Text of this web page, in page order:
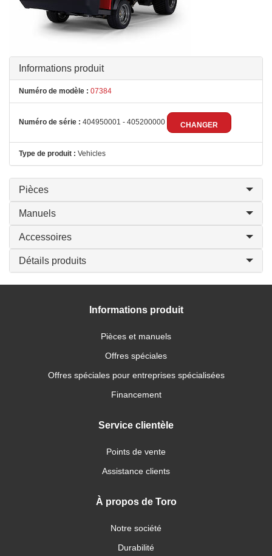
Informations produit
Numéro de modèle : 07384
Numéro de série : 404950001 - 405200000 CHANGER
Type de produit : Vehicles
Pièces
Manuels
Accessoires
Détails produits
Informations produit
Pièces et manuels
Offres spéciales
Offres spéciales pour entreprises spécialisées
Financement
Service clientèle
Points de vente
Assistance clients
À propos de Toro
Notre société
Durabilité